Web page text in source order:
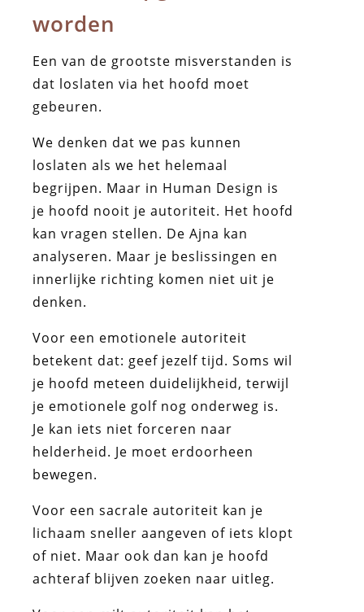
worden
Een van de grootste misverstanden is
dat loslaten via het hoofd moet
gebeuren.
We denken dat we pas kunnen
loslaten als we het helemaal
begrijpen. Maar in Human Design is
je hoofd nooit je autoriteit. Het hoofd
kan vragen stellen. De Ajna kan
analyseren. Maar je beslissingen en
innerlijke richting komen niet uit je
denken.
Voor een emotionele autoriteit
betekent dat: geef jezelf tijd. Soms wil
je hoofd meteen duidelijkheid, terwijl
je emotionele golf nog onderweg is.
Je kan iets niet forceren naar
helderheid. Je moet erdoorheen
bewegen.
Voor een sacrale autoriteit kan je
lichaam sneller aangeven of iets klopt
of niet. Maar ook dan kan je hoofd
achteraf blijven zoeken naar uitleg.